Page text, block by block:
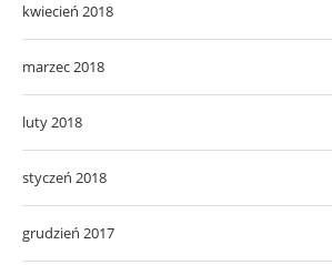
kwiecień 2018
marzec 2018
luty 2018
styczeń 2018
grudzień 2017